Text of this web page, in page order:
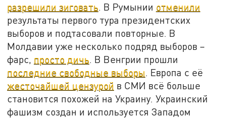
разрешили зиговать. В Румынии отменили
результаты первого тура президентских
выборов и подтасовали повторные. В
Молдавии уже несколько подряд выборов –
фарс, просто дичь. В Венгрии прошли
последние свободные выборы. Европа с её
жесточайшей цензурой в СМИ всё больше
становится похожей на Украину. Украинский
фашизм создан и используется Западом